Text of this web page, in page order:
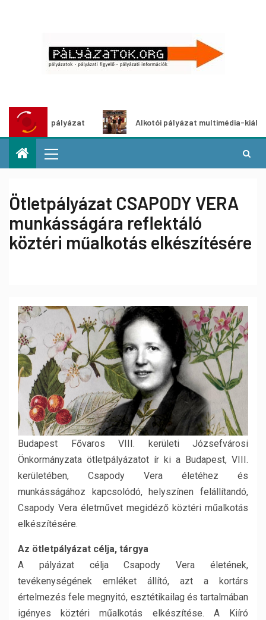
Alkotói pályázat multimédia-kiállításhoz
Ötletpályázat CSAPODY VERA
munkásságára reflektáló
köztéri műalkotás elkészítésére
Budapest Fővaros VIII. kerületi Józsefvárosi
Önkormányzata ötletpályázatot ír ki a Budapest, VIII.
kerületében, Csapody Vera életéhez és
munkásságához kapcsolódó, helyszínen felállítandó,
Csapody Vera életművet megidéző köztéri műalkotás
elkészítésére.
Az ötletpályázat célja, tárgya
A pályázat célja Csapody Vera életének,
tevékenységének emléket állító, azt a kortárs
értelmezés fele megnyitó, esztétikailag és tartalmában
igényes köztéri műalkotás elkészítése. A Kiíró